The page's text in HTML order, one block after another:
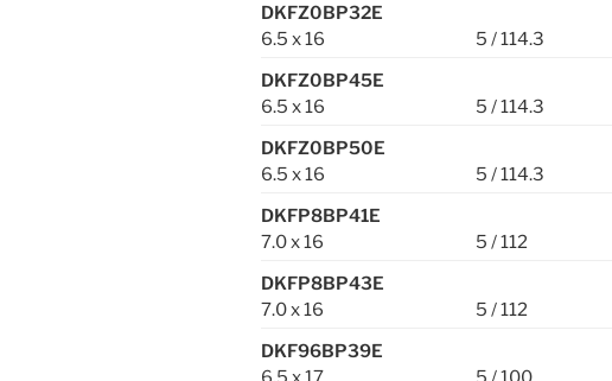
DKFZ0BP32E
6.5 x 16
5 / 114.3
DKFZ0BP45E
6.5 x 16
5 / 114.3
DKFZ0BP50E
6.5 x 16
5 / 114.3
DKFP8BP41E
7.0 x 16
5 / 112
DKFP8BP43E
7.0 x 16
5 / 112
DKF96BP39E